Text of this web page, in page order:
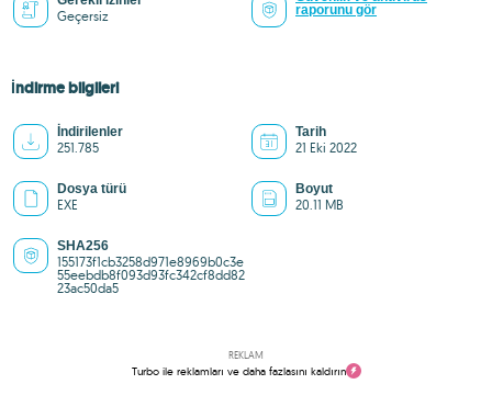
Geçersiz
raporunu gör
İndirme bilgileri
İndirilenler
251.785
Tarih
21 Eki 2022
Dosya türü
EXE
Boyut
20.11 MB
SHA256
155173f1cb3258d971e8969b0c3e
55eebdb8f093d93fc342cf8dd82
23ac50da5
REKLAM
Turbo ile reklamları ve daha fazlasını kaldırın